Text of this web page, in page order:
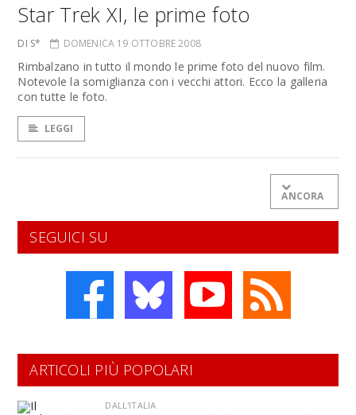
Star Trek XI, le prime foto
DI S* DOMENICA 19 OTTOBRE 2008
Rimbalzano in tutto il mondo le prime foto del nuovo film.
Notevole la somiglianza con i vecchi attori. Ecco la galleria
con tutte le foto.
LEGGI
ANCORA
SEGUICI SU
ARTICOLI PIÙ POPOLARI
DALL'ITALIA